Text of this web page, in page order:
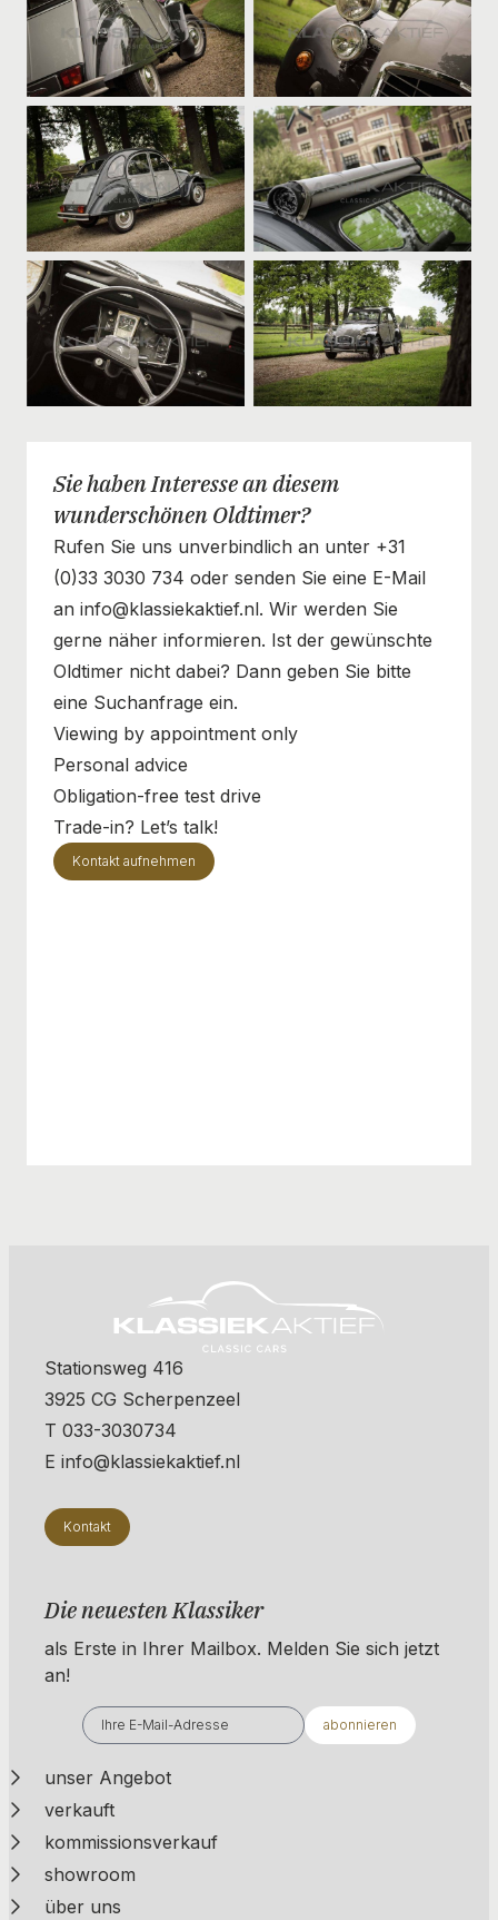
Sie haben Interesse an diesem
wunderschönen Oldtimer?
Rufen Sie uns unverbindlich an unter +31
(0)33 3030 734 oder senden Sie eine E-Mail
an info@klassiekaktief.nl. Wir werden Sie
gerne näher informieren. Ist der gewünschte
Oldtimer nicht dabei? Dann geben Sie bitte
eine Suchanfrage ein.
Viewing by appointment only
Personal advice
Obligation-free test drive
Trade-in? Let’s talk!
Kontakt aufnehmen
Stationsweg 416
3925 CG Scherpenzeel
T 033-3030734
E info@klassiekaktief.nl
Kontakt
Die neuesten Klassiker
als Erste in Ihrer Mailbox. ​​​​​​Melden Sie sich jetzt
an!
abonnieren
unser Angebot
verkauft
kommissionsverkauf
showroom
über uns